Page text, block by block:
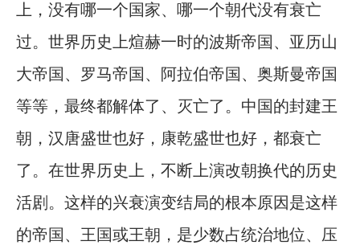
上，没有哪一个国家、哪一个朝代没有衰亡
过。世界历史上煊赫一时的波斯帝国、亚历山
大帝国、罗马帝国、阿拉伯帝国、奥斯曼帝国
等等，最终都解体了、灭亡了。中国的封建王
朝，汉唐盛世也好，康乾盛世也好，都衰亡
了。在世界历史上，不断上演改朝换代的历史
活剧。这样的兴衰演变结局的根本原因是这样
的帝国、王国或王朝，是少数占统治地位、压